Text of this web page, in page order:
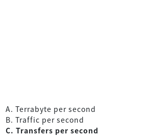
A. Terrabyte per second
B. Traffic per second
C. Transfers per second